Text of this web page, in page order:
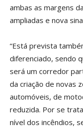
ambas as margens
ampliadas e nova
“Está prevista
diferenciado, sendo
será um corredor
da criação de novas
automóveis, de
reduzida. Por se
nível dos incêndios,